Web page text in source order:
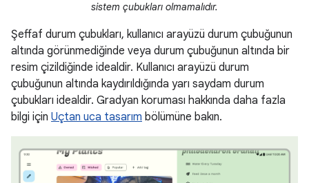
sistem çubukları olmamalıdır.
Şeffaf durum çubukları, kullanıcı arayüzü durum çubuğunun
altında görünmediğinde veya durum çubuğunun altında bir
resim çizildiğinde idealdir. Kullanıcı arayüzü durum
çubuğunun altında kaydırıldığında yarı saydam durum
çubukları idealdir. Gradyan koruması hakkında daha fazla
bilgi için Uçtan uca tasarım bölümüne bakın.